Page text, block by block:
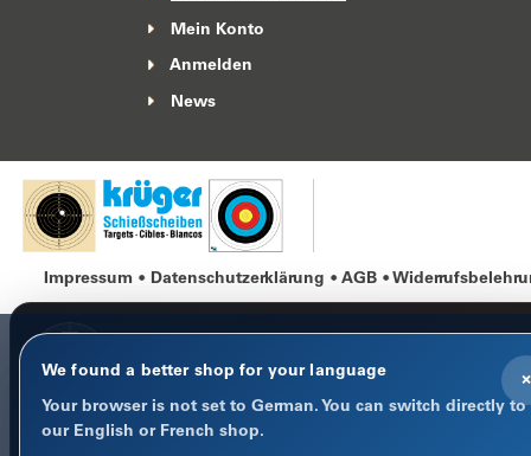
Mein Konto
Anmelden
News
Impressum Datenschutzerklärung AGB
×
We found a better shop for your language
Your browser is not set to German. You can switch directly to
our English or French shop.
COOKIE-HINWEIS
Datenschutz im Fokus